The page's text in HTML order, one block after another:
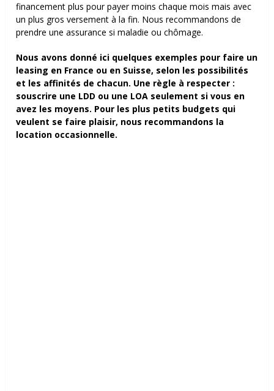
financement plus pour payer moins chaque mois mais avec
un plus gros versement à la fin. Nous recommandons de
prendre une assurance si maladie ou chômage.
Nous avons donné ici quelques exemples pour faire un
leasing en France ou en Suisse, selon les possibilités
et les affinités de chacun. Une règle à respecter :
souscrire une LDD ou une LOA seulement si vous en
avez les moyens. Pour les plus petits budgets qui
veulent se faire plaisir, nous recommandons la
location occasionnelle.